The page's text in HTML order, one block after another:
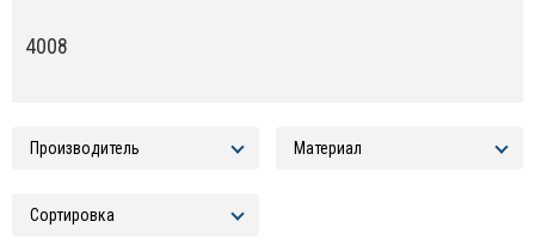
4008